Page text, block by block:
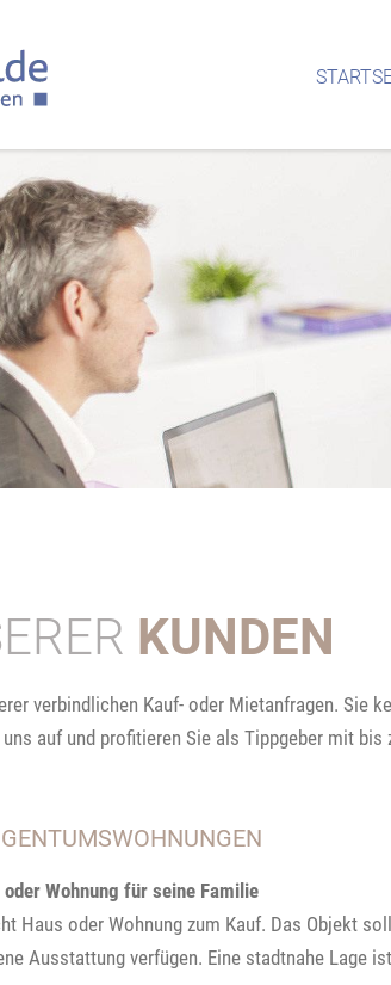
KUNDEN
verbindlichen Kauf- oder Mietanfragen. Sie
auf und profitieren Sie als Tippgeber mit bis
Wohnung für seine Familie
Haus oder Wohnung zum Kauf. Das Objekt
Ausstattung verfügen. Eine stadtnahe Lage